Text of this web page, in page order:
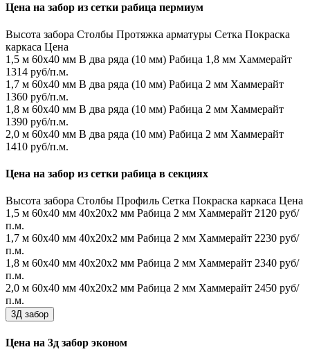
Цена на забор из сетки рабица пермиум
Высота забора Столбы Протяжка арматуры Сетка Покраска
каркаса Цена
1,5 м 60х40 мм В два ряда (10 мм) Рабица 1,8 мм Хаммерайт
1314 руб/п.м.
1,7 м 60х40 мм В два ряда (10 мм) Рабица 2 мм Хаммерайт
1360 руб/п.м.
1,8 м 60х40 мм В два ряда (10 мм) Рабица 2 мм Хаммерайт
1390 руб/п.м.
2,0 м 60х40 мм В два ряда (10 мм) Рабица 2 мм Хаммерайт
1410 руб/п.м.
Цена на забор из сетки рабица в секциях
Высота забора Столбы Профиль Сетка Покраска каркаса Цена
1,5 м 60х40 мм 40х20х2 мм Рабица 2 мм Хаммерайт 2120 руб/
п.м.
1,7 м 60х40 мм 40х20х2 мм Рабица 2 мм Хаммерайт 2230 руб/
п.м.
1,8 м 60х40 мм 40х20х2 мм Рабица 2 мм Хаммерайт 2340 руб/
п.м.
2,0 м 60х40 мм 40х20х2 мм Рабица 2 мм Хаммерайт 2450 руб/
п.м.
3Д забор
Цена на 3д забор эконом